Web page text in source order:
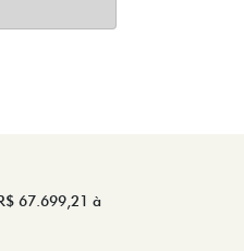
67.699,21 à